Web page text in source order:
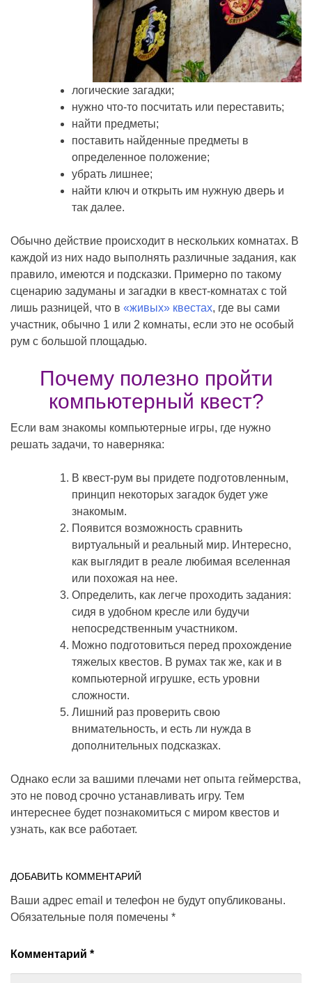
логические загадки;
нужно что-то посчитать или переставить;
найти предметы;
поставить найденные предметы в
определенное положение;
убрать лишнее;
найти ключ и открыть им нужную дверь и
так далее.
Обычно действие происходит в нескольких комнатах. В
каждой из них надо выполнять различные задания, как
правило, имеются и подсказки. Примерно по такому
сценарию задуманы и загадки в квест-комнатах с той
лишь разницей, что в «живых» квестах, где вы сами
участник, обычно 1 или 2 комнаты, если это не особый
рум с большой площадью.
Почему полезно пройти
компьютерный квест?
Если вам знакомы компьютерные игры, где нужно
решать задачи, то наверняка:
В квест-рум вы придете подготовленным,
принцип некоторых загадок будет уже
знакомым.
Появится возможность сравнить
виртуальный и реальный мир. Интересно,
как выглядит в реале любимая вселенная
или похожая на нее.
Определить, как легче проходить задания:
сидя в удобном кресле или будучи
непосредственным участником.
Можно подготовиться перед прохождение
тяжелых квестов. В румах так же, как и в
компьютерной игрушке, есть уровни
сложности.
Лишний раз проверить свою
внимательность, и есть ли нужда в
дополнительных подсказках.
Однако если за вашими плечами нет опыта геймерства,
это не повод срочно устанавливать игру. Тем
интереснее будет познакомиться с миром квестов и
узнать, как все работает.
ДОБАВИТЬ КОММЕНТАРИЙ
Ваши адрес email и телефон не будут опубликованы.
Обязательные поля помечены *
Комментарий *